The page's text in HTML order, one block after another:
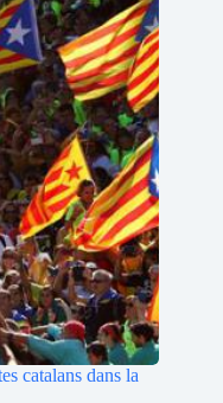
catalans dans la